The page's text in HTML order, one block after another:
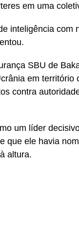
em uma
inteligência com
SBU de
em território
contra
um líder
que ele havia
altura.